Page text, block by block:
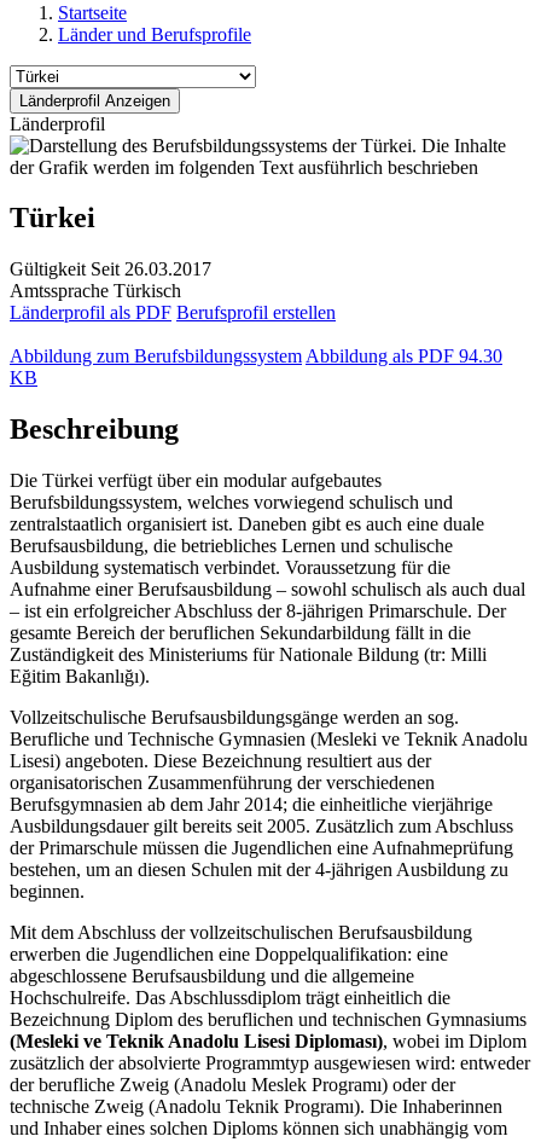
Startseite
Länder und Berufsprofile
Länderprofil
Türkei
Gültigkeit Seit 26.03.2017
Amtssprache Türkisch
Länderprofil als PDF Berufsprofil erstellen
Abbildung zum Berufsbildungssystem Abbildung als PDF 94.30
KB
Beschreibung
Die Türkei verfügt über ein modular aufgebautes
Berufsbildungssystem, welches vorwiegend schulisch und
zentralstaatlich organisiert ist. Daneben gibt es auch eine duale
Berufsausbildung, die betriebliches Lernen und schulische
Ausbildung systematisch verbindet. Voraussetzung für die
Aufnahme einer Berufsausbildung – sowohl schulisch als auch dual
– ist ein erfolgreicher Abschluss der 8-jährigen Primarschule. Der
gesamte Bereich der beruflichen Sekundarbildung fällt in die
Zuständigkeit des Ministeriums für Nationale Bildung (tr: Milli
Eğitim Bakanlığı).
Vollzeitschulische Berufsausbildungsgänge werden an sog.
Berufliche und Technische Gymnasien (Mesleki ve Teknik Anadolu
Lisesi) angeboten. Diese Bezeichnung resultiert aus der
organisatorischen Zusammenführung der verschiedenen
Berufsgymnasien ab dem Jahr 2014; die einheitliche vierjährige
Ausbildungsdauer gilt bereits seit 2005. Zusätzlich zum Abschluss
der Primarschule müssen die Jugendlichen eine Aufnahmeprüfung
bestehen, um an diesen Schulen mit der 4-jährigen Ausbildung zu
beginnen.
Mit dem Abschluss der vollzeitschulischen Berufsausbildung
erwerben die Jugendlichen eine Doppelqualifikation: eine
abgeschlossene Berufsausbildung und die allgemeine
Hochschulreife. Das Abschlussdiplom trägt einheitlich die
Bezeichnung Diplom des beruflichen und technischen Gymnasiums
(Mesleki ve Teknik Anadolu Lisesi Diploması), wobei im Diplom
zusätzlich der absolvierte Programmtyp ausgewiesen wird: entweder
der berufliche Zweig (Anadolu Meslek Programı) oder der
technische Zweig (Anadolu Teknik Programı). Die Inhaberinnen
und Inhaber eines solchen Diploms können sich unabhängig vom